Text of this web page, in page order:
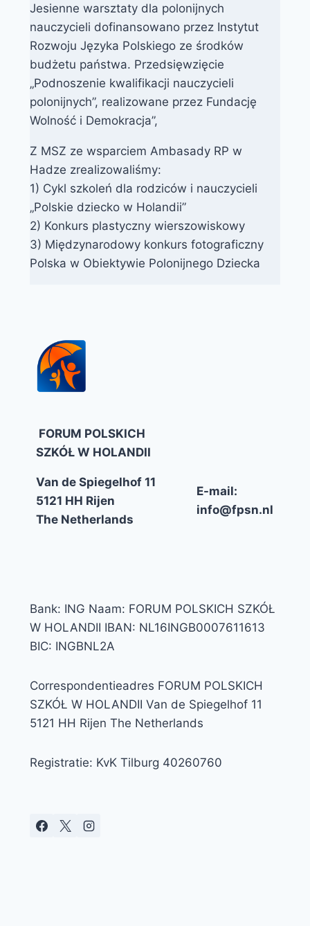
Jesienne warsztaty dla polonijnych
nauczycieli dofinansowano przez Instytut
Rozwoju Języka Polskiego ze środków
budżetu państwa. Przedsięwzięcie
„Podnoszenie kwalifikacji nauczycieli
polonijnych”, realizowane przez Fundację
Wolność i Demokracja”,
Z MSZ ze wsparciem Ambasady RP w
Hadze zrealizowaliśmy:
1) Cykl szkoleń dla rodziców i nauczycieli
„Polskie dziecko w Holandii”
2) Konkurs plastyczny wierszowiskowy
3) Międzynarodowy konkurs fotograficzny
Polska w Obiektywie Polonijnego Dziecka
FORUM POLSKICH
SZKÓŁ W HOLANDII
Van de Spiegelhof 11
5121 HH Rijen
The Netherlands
E-mail:
info@fpsn.nl
Bank: ING Naam: FORUM POLSKICH SZKÓŁ
W HOLANDII IBAN: NL16INGB0007611613
BIC: INGBNL2A
Correspondentieadres FORUM POLSKICH
SZKÓŁ W HOLANDII Van de Spiegelhof 11
5121 HH Rijen The Netherlands
Registratie: KvK Tilburg 40260760